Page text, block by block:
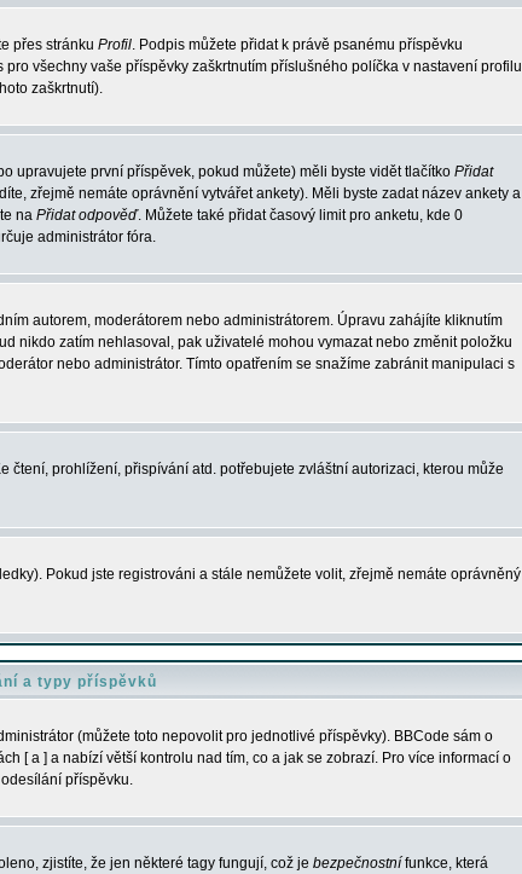
přes stránku Profil. Podpis můžete přidat k právě psanému příspěvku
pro všechny vaše příspěvky zaškrtnutím příslušného políčka v nastavení profilu
zaškrtnutí).
upravujete první příspěvek, pokud můžete) měli byste vidět tlačítko Přidat
zřejmě nemáte oprávnění vytvářet ankety). Měli byste zadat název ankety a
na Přidat odpověď. Můžete také přidat časový limit pro anketu, kde 0
administrátor fóra.
autorem, moderátorem nebo administrátorem. Úpravu zahájíte kliknutím
nikdo zatím nehlasoval, pak uživatelé mohou vymazat nebo změnit položku
nebo administrátor. Tímto opatřením se snažíme zabránit manipulaci s
čtení, prohlížení, přispívání atd. potřebujete zvláštní autorizaci, kterou může
Pokud jste registrováni a stále nemůžete volit, zřejmě nemáte oprávněný
a typy příspěvků
(můžete toto nepovolit pro jednotlivé příspěvky). BBCode sám o
[ a ] a nabízí větší kontrolu nad tím, co a jak se zobrazí. Pro více informací o
příspěvku.
zjistíte, že jen některé tagy fungují, což je bezpečnostní funkce, která